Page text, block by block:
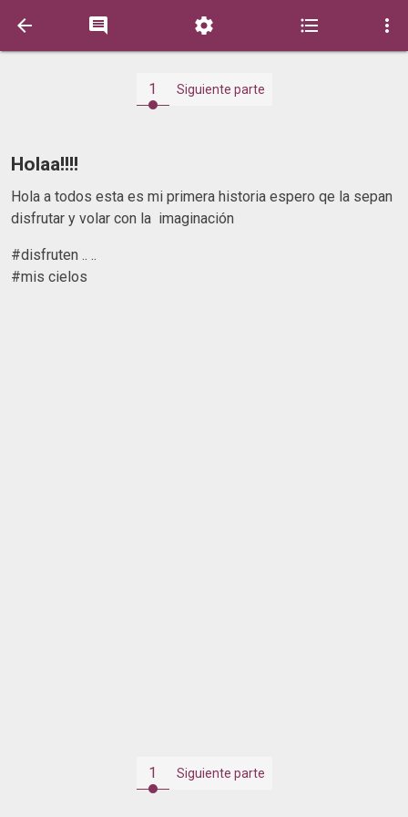
    
1 Siguiente parte
Holaa!!!!
Hola a todos esta es mi primera historia espero qe la sepan
disfrutar y volar con la imaginación
#disfruten .. ..
#mis cielos
1 Siguiente parte